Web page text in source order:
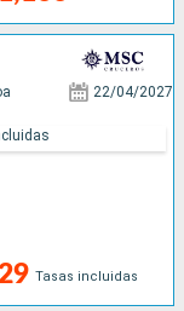
22/04/2027
Tasas incluidas